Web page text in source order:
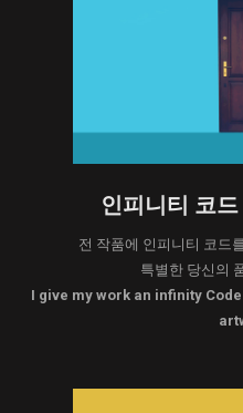
인피니티 코
전 작품에 인피니티 코드
특별한 당신의
I give my work an infinity